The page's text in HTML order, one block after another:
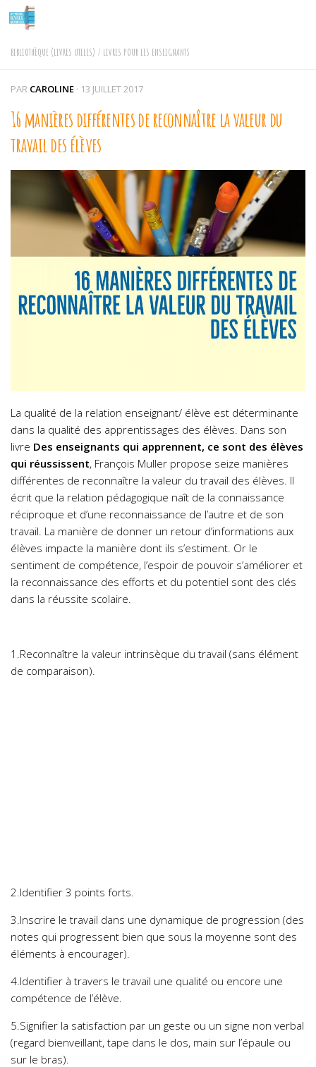
Skip to content
BIBLIOTHÈQUE (LIVRES UTILES) / LIVRES POUR LES ENSEIGNANTS
PAR CAROLINE · 13 JUILLET 2017
16 manières différentes de reconnaître la valeur du
travail des élèves
La qualité de la relation enseignant/ élève est déterminante
dans la qualité des apprentissages des élèves. Dans son
livre Des enseignants qui apprennent, ce sont des élèves
qui réussissent, François Muller propose seize manières
différentes de reconnaître la valeur du travail des élèves. Il
écrit que la relation pédagogique naît de la connaissance
réciproque et d’une reconnaissance de l’autre et de son
travail. La manière de donner un retour d’informations aux
élèves impacte la manière dont ils s’estiment. Or le
sentiment de compétence, l’espoir de pouvoir s’améliorer et
la reconnaissance des efforts et du potentiel sont des clés
dans la réussite scolaire.
1.Reconnaître la valeur intrinsèque du travail (sans élément
de comparaison).
2.Identifier 3 points forts.
3.Inscrire le travail dans une dynamique de progression (des
notes qui progressent bien que sous la moyenne sont des
éléments à encourager).
4.Identifier à travers le travail une qualité ou encore une
compétence de l’élève.
5.Signifier la satisfaction par un geste ou un signe non verbal
(regard bienveillant, tape dans le dos, main sur l’épaule ou
sur le bras).